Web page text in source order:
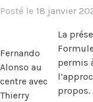
Posté le 18 janvier
Fernando
Alonso au
centre avec
Thierry
La
permis
propos.